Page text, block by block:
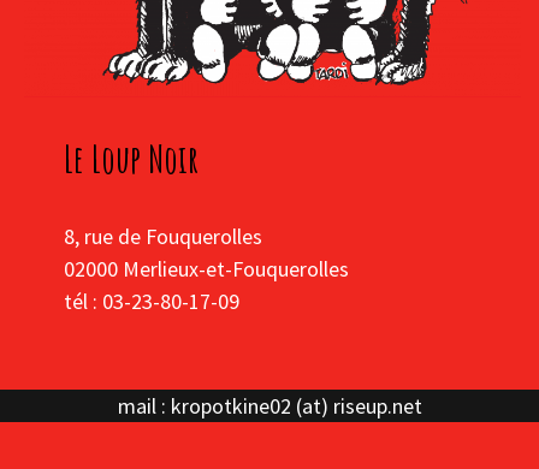
Le Loup Noir
8, rue de Fouquerolles
02000 Merlieux-et-Fouquerolles
tél : 03-23-80-17-09
mail : kropotkine02 (at) riseup.net